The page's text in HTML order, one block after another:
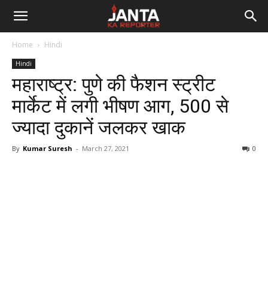
Janta
Reporter
Home Hindi
Hindi
महाराष्‍ट्र: पुणे की फैशन स्ट्रीट
मार्केट में लगी भीषण आग, 500 से
ज्यादा दुकानें जलकर खाक
By Kumar Suresh - March 27, 2021 0